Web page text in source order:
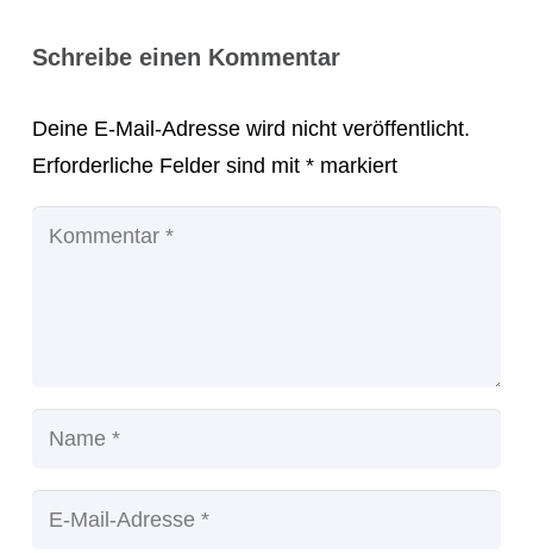
Schreibe einen Kommentar
Deine E-Mail-Adresse wird nicht veröffentlicht.
Erforderliche Felder sind mit * markiert